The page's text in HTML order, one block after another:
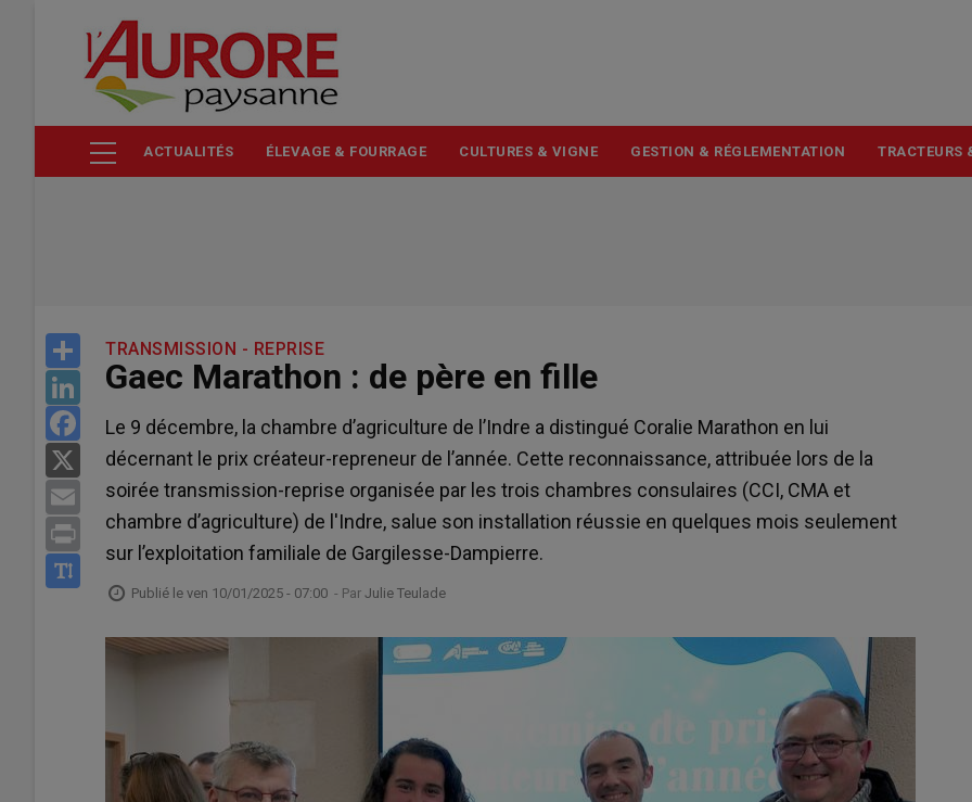
contenu
ACTUALITÉS ÉLEVAGE & FOURRAGE CULTURES & VIGNE GESTION & RÉGLEMENTATION TRACTEURS
Share
LinkedIn
Facebook
Email
Print
TRANSMISSION - REPRISE
Gaec Marathon : de père en fille
Le 9 décembre, la chambre d’agriculture de l’Indre a distingué Coralie Marathon en lui
décernant le prix créateur-repreneur de l’année. Cette reconnaissance, attribuée lors de la
soirée transmission-reprise organisée par les trois chambres consulaires (CCI, CMA et
chambre d’agriculture) de l'Indre, salue son installation réussie en quelques mois seulement
sur l’exploitation familiale de Gargilesse-Dampierre.
Publié le ven 10/01/2025 - 07:00 - Par Julie Teulade